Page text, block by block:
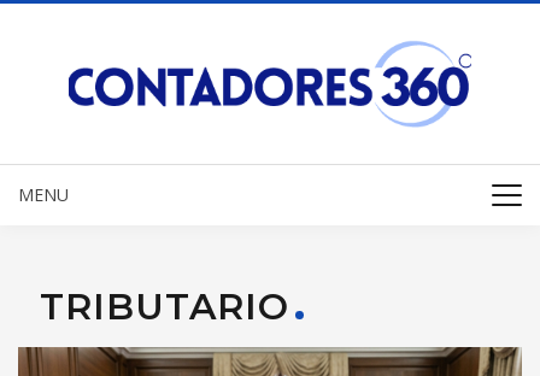
MENU
TRIBUTARIO